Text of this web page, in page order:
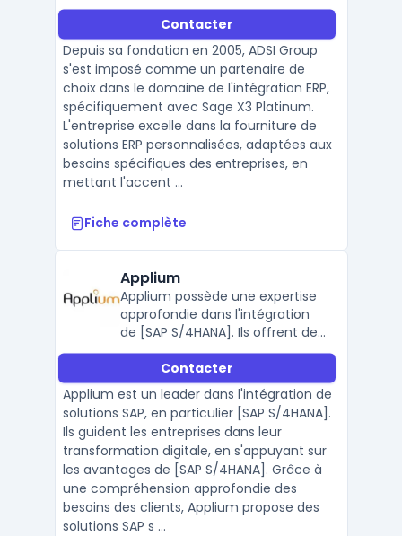
Contacter
Depuis sa fondation en 2005, ADSI Group
s'est imposé comme un partenaire de
choix dans le domaine de l'intégration ERP,
spécifiquement avec Sage X3 Platinum.
L'entreprise excelle dans la fourniture de
solutions ERP personnalisées, adaptées aux
besoins spécifiques des entreprises, en
mettant l'accent ...
Fiche complète
Applium
Applium possède une expertise
approfondie dans l'intégration
de [SAP S/4HANA]. Ils offrent des
services complets, allant de la
consultation à l'implémentation,
en passant par le support
continu.
Contacter
Applium est un leader dans l'intégration de
solutions SAP, en particulier [SAP S/4HANA].
Ils guident les entreprises dans leur
transformation digitale, en s'appuyant sur
les avantages de [SAP S/4HANA]. Grâce à
une compréhension approfondie des
besoins des clients, Applium propose des
solutions SAP s ...